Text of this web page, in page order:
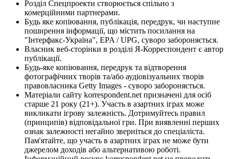
Розділ Спецпроекти створюється спільно з
комерційними партнерами.
Будь яке копіювання, публікація, передрук, чи наступне
поширення інформації, що містить посилання на
"Інтерфакс-Україна", EPA / UPG, суворо забороняється.
Власник веб-сторінки в розділі Я-Корреспондент є автор
публікації.
Будь-яке копіювання, передрук та відтворення
фотографічних творів та/або аудіовізуальних творів
правовласника Getty Images - суворо забороняється.
Матеріали сайту korrespondent.net призначені для осіб
старше 21 року (21+). Участь в азартних іграх може
викликати ігрову залежність. Дотримуйтесь правил
(принципів) відповідальної гри. При виявленні перших
ознак залежності негайно зверніться до спеціаліста.
Пам'ятайте, що участь в азартних іграх не може бути
джерелом доходів або альтернативою роботі.